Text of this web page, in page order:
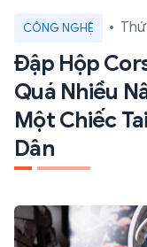
CÔNG NGHỆ
Đập Hộp
Quá Nhiều
Một Chiếc
Dân